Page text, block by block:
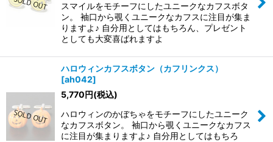
スマイルをモチーフにしたユニークなカフスボタ
ン。 袖口から覗くユニークなカフスに注目が集ま
りますよ♪ 自分用としてはもちろん、プレゼント
としても大変喜ばれますよ
ハロウィンカフスボタン（カフリンクス）
[ah042]
5,770円(税込)
ハロウィンのかぼちゃをモチーフにしたユニーク
なカフスボタン。 袖口から覗くユニークなカフス
に注目が集まりますよ♪ 自分用としてはもちろ